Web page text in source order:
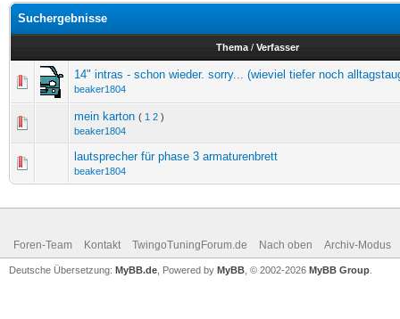
Suchergebnisse
Thema / Verfasser
14" intras - schon wieder. sorry... (wieviel tiefer noch
beaker1804
mein karton ( 1 2 )
beaker1804
lautsprecher für phase 3 armaturenbrett
beaker1804
Foren-Team Kontakt TwingoTuningForum.de Nach oben Archiv-Modus
Deutsche Übersetzung: MyBB.de , Powered by MyBB , © 2002-2026 MyBB Group